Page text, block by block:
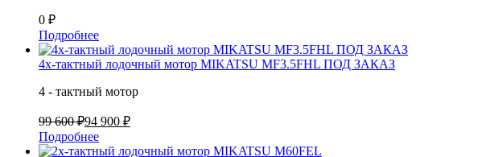
0 ₽
Подробнее
4х-тактный лодочный мотор MIKATSU MF3.5FHL ПОД ЗАКАЗ
4 - тактный мотор
99 600 ₽94 900 ₽
Подробнее